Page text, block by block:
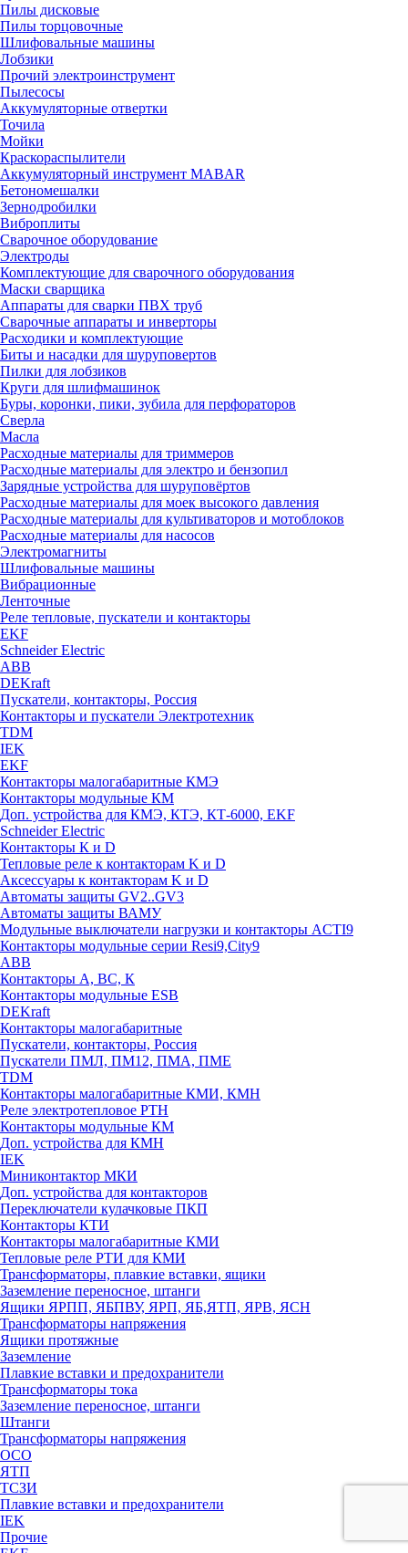
Пилы дисковые
Пилы торцовочные
Шлифовальные машины
Лобзики
Прочий электроинструмент
Пылесосы
Аккумуляторные отвертки
Точила
Мойки
Краскораспылители
Аккумуляторный инструмент MABAR
Бетономешалки
Зернодробилки
Виброплиты
Сварочное оборудование
Электроды
Комплектующие для сварочного оборудования
Маски сварщика
Аппараты для сварки ПВХ труб
Сварочные аппараты и инверторы
Расходики и комплектующие
Биты и насадки для шуруповертов
Пилки для лобзиков
Круги для шлифмашинок
Буры, коронки, пики, зубила для перфораторов
Сверла
Масла
Расходные материалы для триммеров
Расходные материалы для электро и бензопил
Зарядные устройства для шуруповёртов
Расходные материалы для моек высокого давления
Расходные материалы для культиваторов и мотоблоков
Расходные материалы для насосов
Электромагниты
Шлифовальные машины
Вибрационные
Ленточные
Реле тепловые, пускатели и контакторы
EKF
Schneider Electric
ABB
DEKraft
Пускатели, контакторы, Россия
Контакторы и пускатели Электротехник
TDM
IEK
EKF
Контакторы малогабаритные КМЭ
Контакторы модульные КМ
Доп. устройства для КМЭ, КТЭ, КТ-6000, EKF
Schneider Electric
Контакторы К и D
Тепловые реле к контакторам K и D
Аксессуары к контакторам K и D
Автоматы защиты GV2..GV3
Автоматы защиты ВАМУ
Модульные выключатели нагрузки и контакторы ACTI9
Контакторы модульные серии Resi9,City9
ABB
Контакторы А, ВС, К
Контакторы модульные ESB
DEKraft
Контакторы малогабаритные
Пускатели, контакторы, Россия
Пускатели ПМЛ, ПМ12, ПМА, ПМЕ
TDM
Контакторы малогабаритные КМИ, КМН
Реле электротепловое РТН
Контакторы модульные КМ
Доп. устройства для КМН
IEK
Миниконтактор МКИ
Доп. устройства для контакторов
Переключатели кулачковые ПКП
Контакторы КТИ
Контакторы малогабаритные КМИ
Тепловые реле РTИ для КМИ
Трансформаторы, плавкие вставки, ящики
Заземление переносное, штанги
Ящики ЯРПП, ЯБПВУ, ЯРП, ЯБ,ЯТП, ЯРВ, ЯСН
Трансформаторы напряжения
Ящики протяжные
Заземление
Плавкие вставки и предохранители
Трансформаторы тока
Заземление переносное, штанги
Штанги
Трансформаторы напряжения
ОСО
ЯТП
ТСЗИ
Плавкие вставки и предохранители
IEK
Прочие